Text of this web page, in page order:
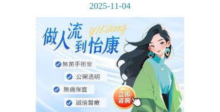
2025-11-04